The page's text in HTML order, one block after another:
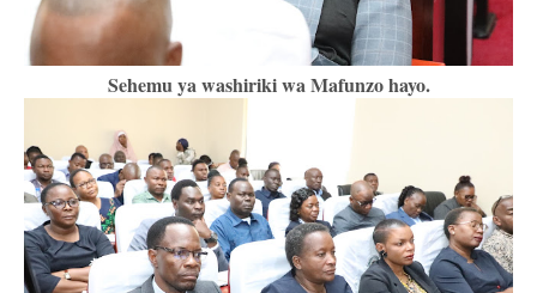
Sehemu ya washiriki wa Mafunzo hayo.